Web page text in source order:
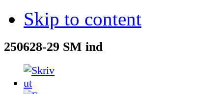
Skip to content
250628-29 SM ind